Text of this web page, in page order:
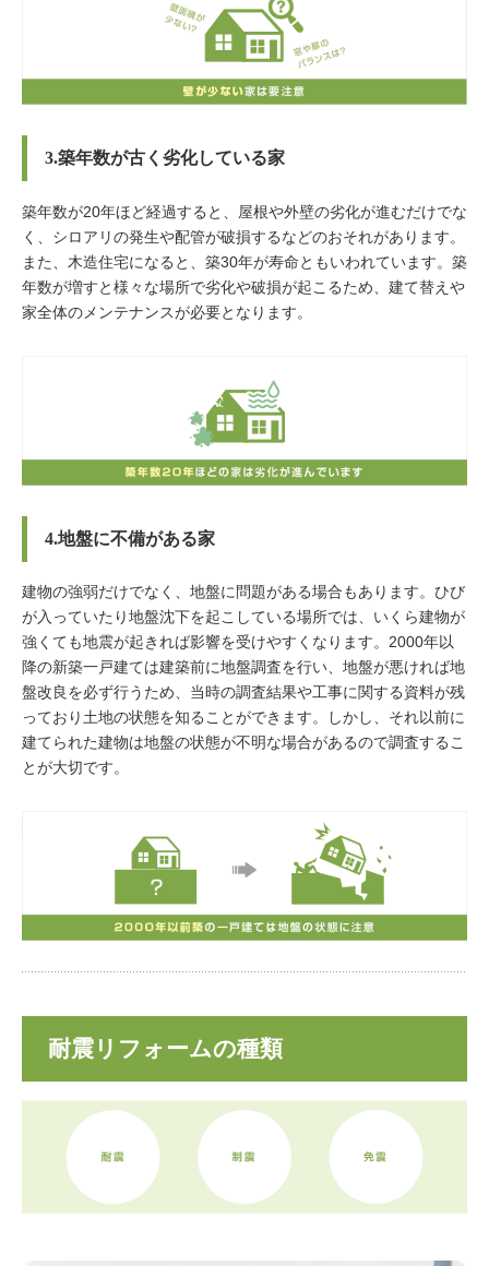
3.築年数が古く劣化している家
築年数が20年ほど経過すると、屋根や外壁の劣化が進むだけでな
く、シロアリの発生や配管が破損するなどのおそれがあります。
また、木造住宅になると、築30年が寿命ともいわれています。築
年数が増すと様々な場所で劣化や破損が起こるため、建て替えや
家全体のメンテナンスが必要となります。
4.地盤に不備がある家
建物の強弱だけでなく、地盤に問題がある場合もあります。ひび
が入っていたり地盤沈下を起こしている場所では、いくら建物が
強くても地震が起きれば影響を受けやすくなります。2000年以
降の新築一戸建ては建築前に地盤調査を行い、地盤が悪ければ地
盤改良を必ず行うため、当時の調査結果や工事に関する資料が残
っており土地の状態を知ることができます。しかし、それ以前に
建てられた建物は地盤の状態が不明な場合があるので調査するこ
とが大切です。
耐震リフォームの種類